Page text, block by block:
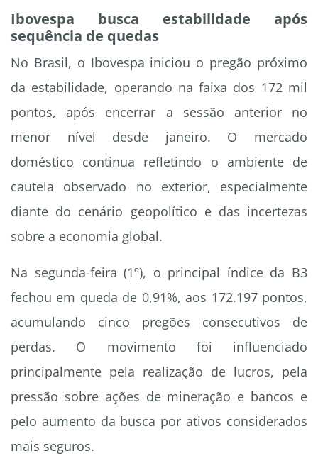
Ibovespa busca estabilidade após
sequência de quedas
No Brasil, o Ibovespa iniciou o pregão próximo
da estabilidade, operando na faixa dos 172 mil
pontos, após encerrar a sessão anterior no
menor nível desde janeiro. O mercado
doméstico continua refletindo o ambiente de
cautela observado no exterior, especialmente
diante do cenário geopolítico e das incertezas
sobre a economia global.
Na segunda-feira (1º), o principal índice da B3
fechou em queda de 0,91%, aos 172.197 pontos,
acumulando cinco pregões consecutivos de
perdas. O movimento foi influenciado
principalmente pela realização de lucros, pela
pressão sobre ações de mineração e bancos e
pelo aumento da busca por ativos considerados
mais seguros.